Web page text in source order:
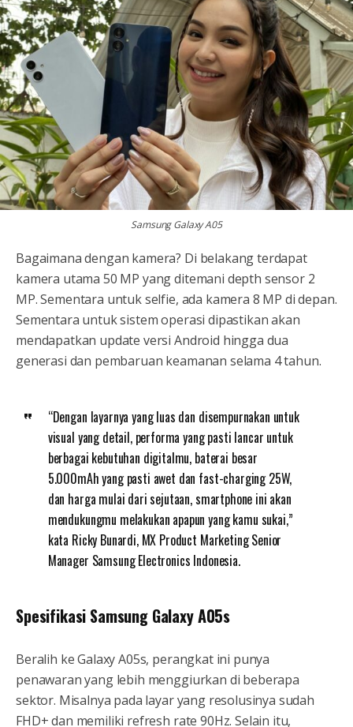
Samsung Galaxy A05
Bagaimana dengan kamera? Di belakang terdapat
kamera utama 50 MP yang ditemani depth sensor 2
MP. Sementara untuk selfie, ada kamera 8 MP di depan.
Sementara untuk sistem operasi dipastikan akan
mendapatkan update versi Android hingga dua
generasi dan pembaruan keamanan selama 4 tahun.
“Dengan layarnya yang luas dan disempurnakan untuk
visual yang detail, performa yang pasti lancar untuk
berbagai kebutuhan digitalmu, baterai besar
5.000mAh yang pasti awet dan fast-charging 25W,
dan harga mulai dari sejutaan, smartphone ini akan
mendukungmu melakukan apapun yang kamu sukai,”
kata Ricky Bunardi, MX Product Marketing Senior
Manager Samsung Electronics Indonesia.
Spesifikasi Samsung Galaxy A05s
Beralih ke Galaxy A05s, perangkat ini punya
penawaran yang lebih menggiurkan di beberapa
sektor. Misalnya pada layar yang resolusinya sudah
FHD+ dan memiliki refresh rate 90Hz. Selain itu,